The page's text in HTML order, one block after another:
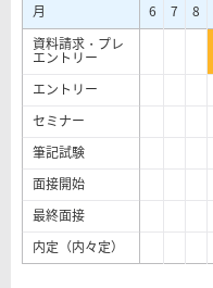
月
6 7 8
資料請求・プレ
エントリー
エントリー
セミナー
筆記試験
面接開始
最終面接
内定（内々定）